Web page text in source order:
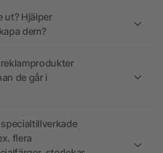
ut? Hjälper
dem?
de går i
flera